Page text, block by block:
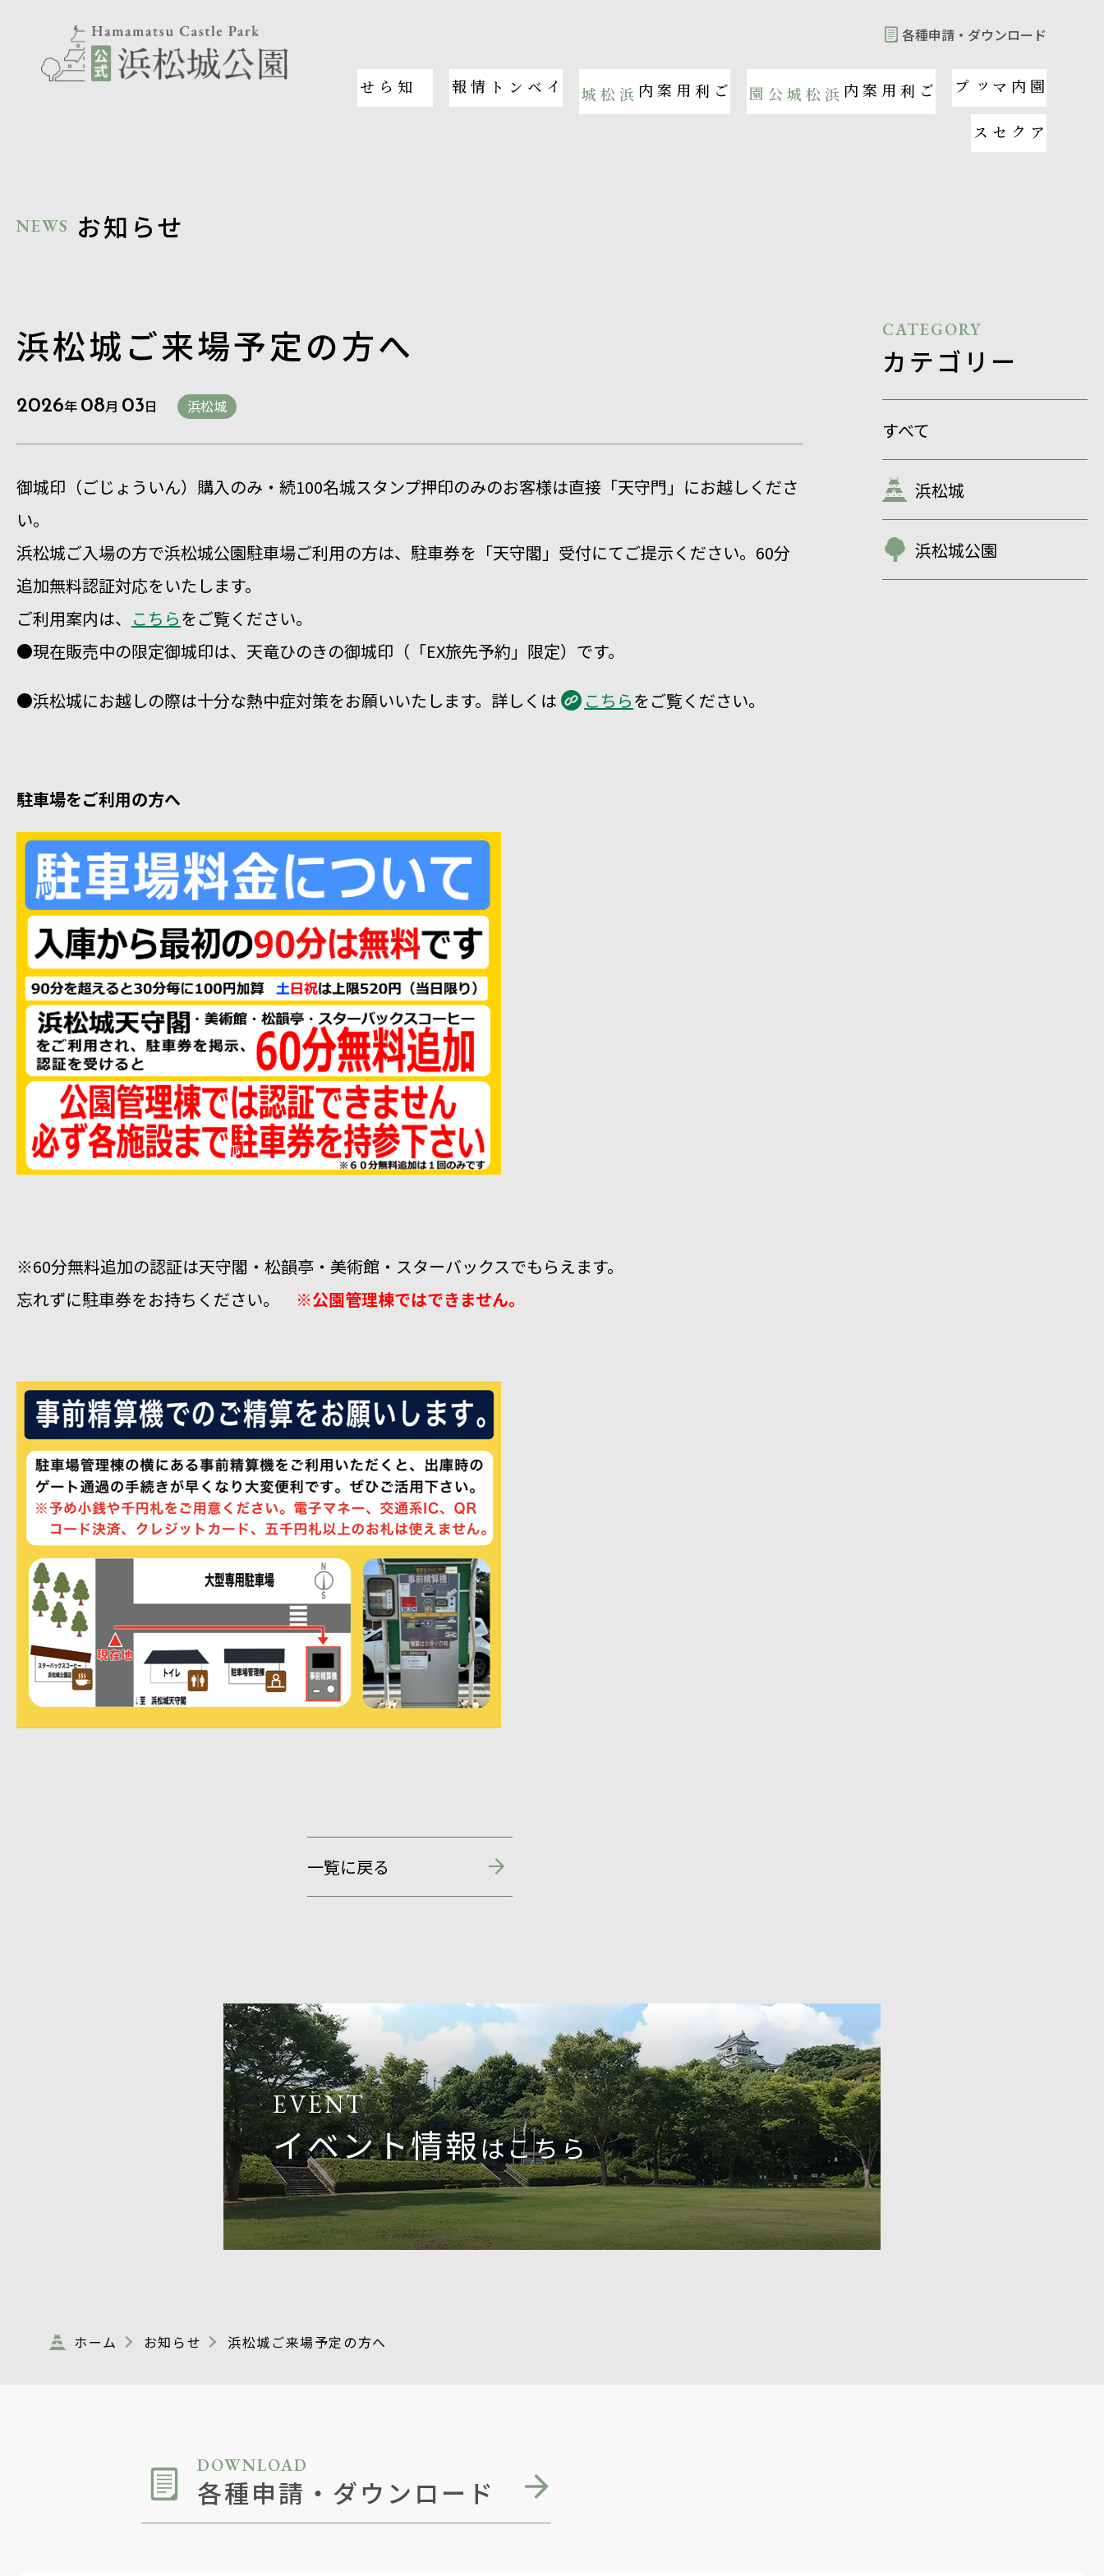
各種申請・ ダウンロード
お知らせ イベント情報 ご利用案内
浜松城 ご利用案内
浜松城公園 園内マップ
アクセス
NEWS お知らせ
CATEGORY
カテゴリー
すべて
浜松城
浜松城公園
浜松城ご来場予定の方へ
2026年 08月 03日 浜松城
御城印（ごじょういん）購入のみ・続100名城スタンプ押印のみのお客様は直接「天守門」にお越しくださ
い。
浜松城ご入場の方で浜松城公園駐車場ご利用の方は、駐車券を「天守閣」受付にてご提示ください。60分
追加無料認証対応をいたします。
ご利用案内は、 こちらをご覧ください。
●現在販売中の限定御城印は、天竜ひのきの御城印（「EX旅先予約」限定）です。
●浜松城にお越しの際は十分な熱中症対策をお願いいたします。詳しくは こちらをご覧ください。
駐車場をご利用の方へ
※60分無料追加の認証は天守閣・松韻亭・美術館・スターバックスでもらえます。
忘れずに駐車券をお持ちください。 ※公園管理棟ではできません。
一覧に戻る
EVENT
イベント情報はこちら
ホーム お知らせ 浜松城ご来場予定の方へ
DOWNLOAD
各種申請・ダウンロード